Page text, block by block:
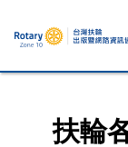
扶輪